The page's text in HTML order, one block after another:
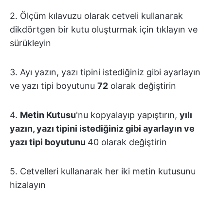
2. Ölçüm kılavuzu olarak cetveli kullanarak
dikdörtgen bir kutu oluşturmak için tıklayın ve
sürükleyin
3. Ayı yazın, yazı tipini istediğiniz gibi ayarlayın
ve yazı tipi boyutunu 72 olarak değiştirin
4. Metin Kutusu'nu kopyalayıp yapıştırın, yılı
yazın, yazı tipini istediğiniz gibi ayarlayın ve
yazı tipi boyutunu 40 olarak değiştirin
5. Cetvelleri kullanarak her iki metin kutusunu
hizalayın